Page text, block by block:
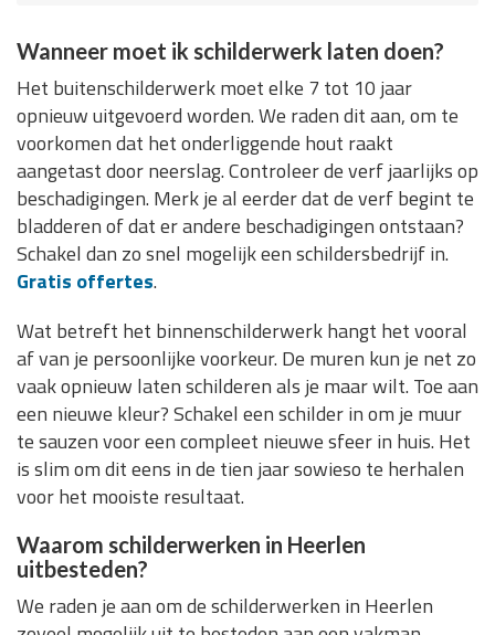
Wanneer moet ik schilderwerk laten doen?
Het buitenschilderwerk moet elke 7 tot 10 jaar
opnieuw uitgevoerd worden. We raden dit aan, om te
voorkomen dat het onderliggende hout raakt
aangetast door neerslag. Controleer de verf jaarlijks op
beschadigingen. Merk je al eerder dat de verf begint te
bladderen of dat er andere beschadigingen ontstaan?
Schakel dan zo snel mogelijk een schildersbedrijf in.
Gratis offertes.
Wat betreft het binnenschilderwerk hangt het vooral
af van je persoonlijke voorkeur. De muren kun je net zo
vaak opnieuw laten schilderen als je maar wilt. Toe aan
een nieuwe kleur? Schakel een schilder in om je muur
te sauzen voor een compleet nieuwe sfeer in huis. Het
is slim om dit eens in de tien jaar sowieso te herhalen
voor het mooiste resultaat.
Waarom schilderwerken in Heerlen
uitbesteden?
We raden je aan om de schilderwerken in Heerlen